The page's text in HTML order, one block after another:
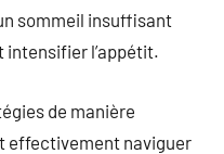
sommeil insuffisant
l’appétit.
de manière
effectivement naviguer